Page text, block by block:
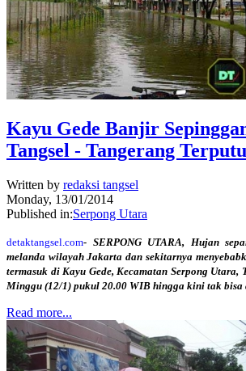
Kayu Gede Banjir
Tangsel - Tangerang
Written by redaksi tangsel
Monday, 13/01/2014
Published in:Serpong Utara
detaktangsel.com- SERPONG UTARA, Hujan
melanda wilayah Jakarta dan sekitarnya
termasuk di Kayu Gede, Kecamatan Serpong Utara,
Minggu (12/1) pukul 20.00 WIB hingga kini tak
Read more...